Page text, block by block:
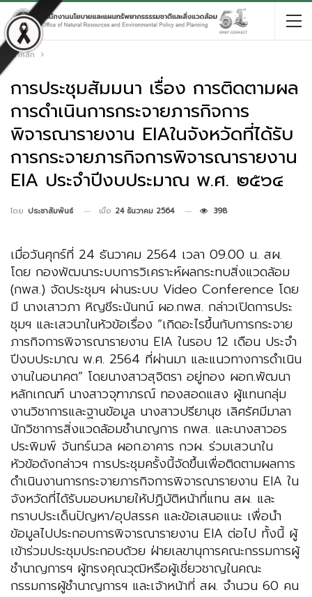
หน้าหลัก
การประชุมสัมมนา เรื่อง การติดตามผล
การดำเนินการกระจายภารกิจการ
พิจารณารายงาน EIAในจังหวัดที่ได้รับ
การกระจายภารกิจการพิจารณารายงาน
EIA ประจำปีงบประมาณ พ.ศ. ๒๕๖๔
โดย ประชาสัมพันธ์ เมื่อ 24 ธันวาคม 2564 398
เมื่อวันศุกร์ที่ 24 ธันวาคม 2564 เวลา 09.00 น. สผ.
โดย กองพัฒนาระบบการวิเคราะห์ผลกระทบสิ่งแวดล้อม
(กพส.) จัดประชุมฯ ผ่านระบบ Video Conference โดย
มี นางเสาวภา หิญชีระนันทน์ ผอ.กพส. กล่าวเปิดการประ
ชุมฯ และเสวนาในหัวข้อเรื่อง “เกิดอะไรขึ้นกับการกระจาย
ภารกิจการพิจารณารายงาน EIA ในรอบ 12 เดือน ประจำ
ปีงบประมาณ พ.ศ. 2564 ที่ผ่านมา และแนวทางการดำเนิน
งานในอนาคต” โดยนางสาวสุจิตรา อยู่ทอง ผอก.พัฒนา
หลักเกณฑ์ นางสาวจุฑาภรณ์ ทองสอดแสง ผู้แทนกลุ่ม
งานวิชาการและฐานข้อมูล นางสาวปรียานุช เลิศรัศมีมาลา
นักวิชาการสิ่งแวดล้อมชำนาญการ กพส. และนางสาวอร
ประพิมพ์ จันทร์นวล ผอก.อาคาร กวผ. ร่วมเสวนาใน
หัวข้อดังกล่าวฯ การประชุมครั้งนี้จัดขึ้นเพื่อติดตามผลการ
ดำเนินงานการกระจายภารกิจการพิจารณารายงาน EIA ใน
จังหวัดที่ได้รับมอบหมายให้ปฏิบัติหน้าที่แทน สผ. และ
ทราบประเด็นปัญหา/อุปสรรค และข้อเสนอแนะ เพื่อนำ
ข้อมูลไปประกอบการพิจารณารายงาน EIA ต่อไป ทั้งนี้ ผู้
เข้าร่วมประชุมประกอบด้วย ฝ่ายเลขานุการคณะกรรมการผู้
ชำนาญการฯ ผู้ทรงคุณวุฒิหรือผู้เชี่ยวชาญในคณะ
กรรมการผู้ชำนาญการฯ และเจ้าหน้าที่ สผ. จำนวน 60 คน